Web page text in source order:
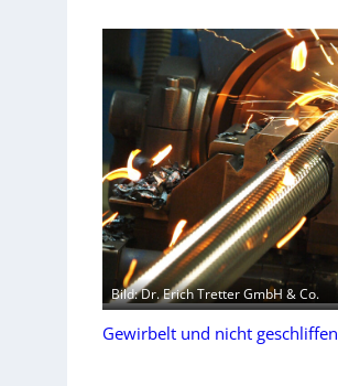
Bild: Dr. Erich Tretter GmbH & Co.
Gewirbelt und nicht geschliffen